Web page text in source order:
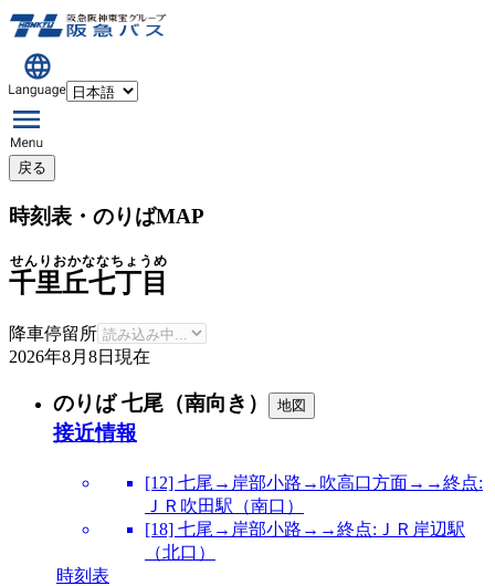
戻る
時刻表・のりばMAP
千里丘七丁目
せんりおかななちょうめ
降車停留所
2026年8月8日 現在
のりば 七尾（南向き） 地図
接近情報
[12] 七尾→岸部小路→吹高口方面→→終点:
ＪＲ吹田駅（南口）
[18] 七尾→岸部小路→→終点:ＪＲ岸辺駅
（北口）
時刻表